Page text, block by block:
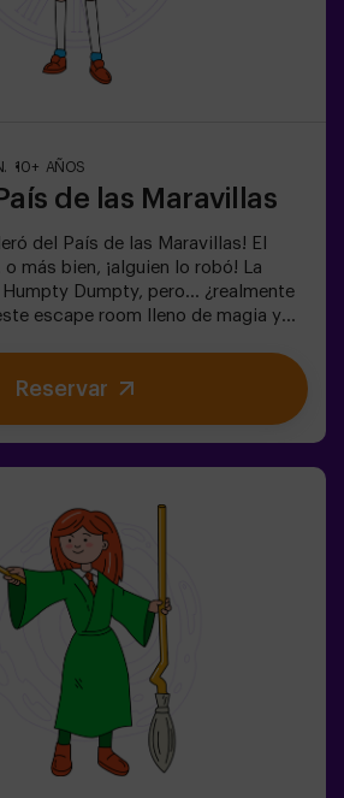
10+ AÑOS
de las Maravillas
del País de las Maravillas! El
más bien, ¡alguien lo robó! La
Humpty Dumpty, pero... ¿realmente
escape room lleno de magia y
los que le gustan al
a personajes icónicos
de Corazones!).🔹Encontrar el
salve este mundo fantástico?
requieren 1 adulto
con monitor disponible (consulta
Reservar